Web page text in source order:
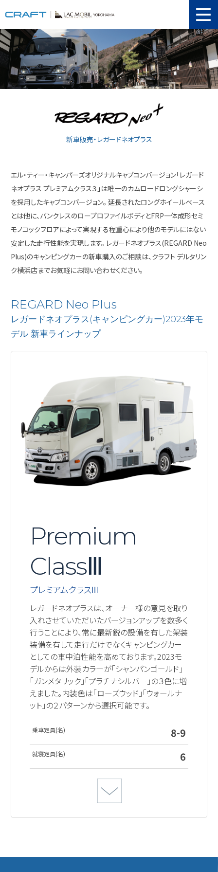
ニュース
取り扱い新車
当店在庫情報
認証工場
動画紹介
ユーザーボイス
イベント
新車販売・レガードネオプラス
エル・ティー・キャンパーズオリジナルキャブコンバージョン「レガード
ネオプラス プレミアムクラス３」は唯一のカムロードロングシャーシ
を採用したキャブコンバージョン。延長されたロングホイールベース
とは他に、バンクレスのロープロファイルボディとFRP一体成形セミ
モノコックフロアによって実現する程重心により他のモデルにはない
安定した走行性能を実現します。 レガードネオプラス(REGARD Neo
Plus)のキャンピングカーの新車購入のご相談は、クラフト デルタリン
ク横浜店までお気軽にお問い合わせください。
REGARD Neo Plus
レガードネオプラス(キャンピングカー)2023年モ
デル 新車ラインナップ
Premium
ClassⅢ
プレミアムクラスⅢ
レガードネオプラスは、オーナー様の意見を取り
入れさせていただいたバージョンアップを数多く
行うことにより、常に最新鋭の設備を有した架装
装備を有して走行だけでなくキャンピングカー
としての車中泊性能を高めております。2023モ
デルからは外装カラーが「シャンパンゴールド」
「ガンメタリック」「プラチナシルバー」の３色に増
えました。内装色は「ローズウッド」「ウォールナ
ット」の２パターンから選択可能です。
乗車定員(名) 8-9
就寝定員(名) 6